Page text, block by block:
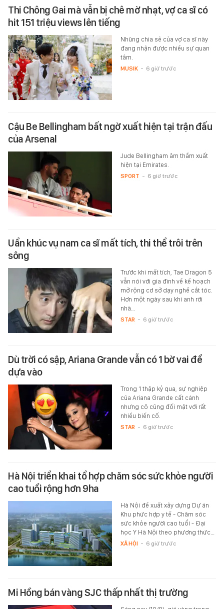
Thi Chông Gai mà vẫn bị chê mờ nhạt, vợ ca sĩ có
hit 151 triệu views lên tiếng
Nhũng chia sẻ của vợ ca sĩ này
đang nhận được nhiều sự quan
tâm.
MUSIK - 6 giờ trước
Cậu Be Bellingham bất ngờ xuất hiện tại trận đấu
của Arsenal
Jude Bellingham âm thầm xuất
hiện tại Emirates.
SPORT - 6 giờ trước
Uẩn khúc vụ nam ca sĩ mất tích, thi thể trôi trên
sông
Trước khi mất tích, Tae Dragon 5
vẫn nói với gia đình về kế hoạch
mở rộng cơ sở dạy nghề cắt tóc.
Hơn một ngày sau khi anh rời
nhà…
STAR - 6 giờ trước
Dù trời có sập, Ariana Grande vẫn có 1 bờ vai để
dựa vào
Trong 1 thập kỷ qua, sự nghiệp
của Ariana Grande cất cánh
nhưng cô cũng đối mặt với rất
nhiều biến cố.
STAR - 6 giờ trước
Hà Nội triển khai tổ hợp chăm sóc sức khỏe người
cao tuổi rộng hơn 9ha
Hà Nội đề xuất xây dựng Dự án
Khu phức hợp y tế - Chăm sóc
sức khỏe người cao tuổi - Đại
học Y Hà Nội theo phương thức…
XÃ HỘI - 6 giờ trước
Mi Hồng bán vàng SJC thấp nhất thị trường